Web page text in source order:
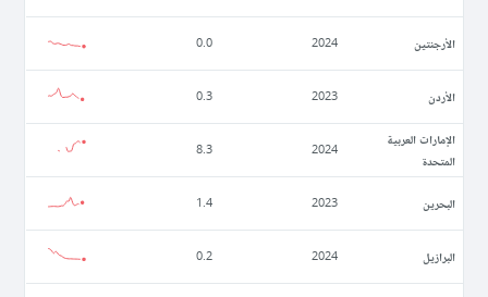
الأرجنتين 2024
0.0
الأردن 2023
0.3
الإمارات العربية
المتحدة
2024
8.3
البحرين 2023
1.4
البرازيل 2024
0.2